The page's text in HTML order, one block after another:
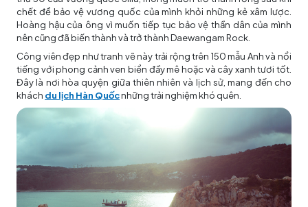
chết để bảo vệ vương quốc của mình khỏi những kẻ xâm lược.
Hoàng hậu của ông vì muốn tiếp tục bảo vệ thần dân của mình
nên cũng đã biến thành và trở thành Daewangam Rock.
Công viên đẹp như tranh vẽ này trải rộng trên 150 mẫu Anh và nổi
tiếng với phong cảnh ven biển đầy mê hoặc và cây xanh tươi tốt.
Đây là nơi hòa quyện giữa thiên nhiên và lịch sử, mang đến cho
khách du lịch Hàn Quốcnhững trải nghiệm khó quên.